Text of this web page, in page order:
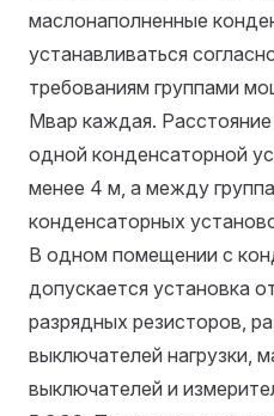
маслонаполненные
устанавливаться
требованиям группами
Мвар каждая.
одной конденсаторной
менее 4 м, а между
конденсаторных
В одном помещении с
допускается установка
разрядных резисторов,
выключателей нагрузки,
выключателей и